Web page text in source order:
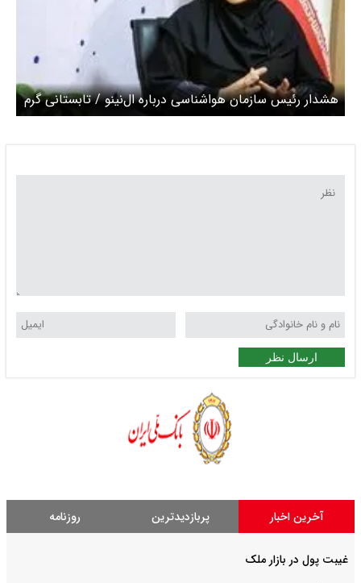
هشدار رئیس سازمان هواشناسی درباره ال‌نینو / تابستانی گرم
در راه است
ارسال نظر
آخرین اخبار پربازدیدترین روزنامه
غیبت پول در بازار ملک